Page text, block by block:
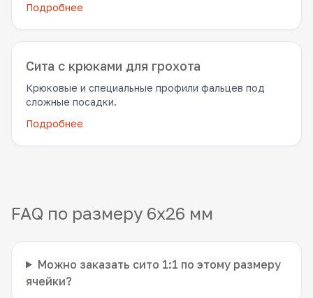
Подробнее
Сита с крюками для грохота
Крюковые и специальные профили фальцев под
сложные посадки.
Подробнее
FAQ по размеру 6x26 мм
Можно заказать сито 1:1 по этому размеру
ячейки?